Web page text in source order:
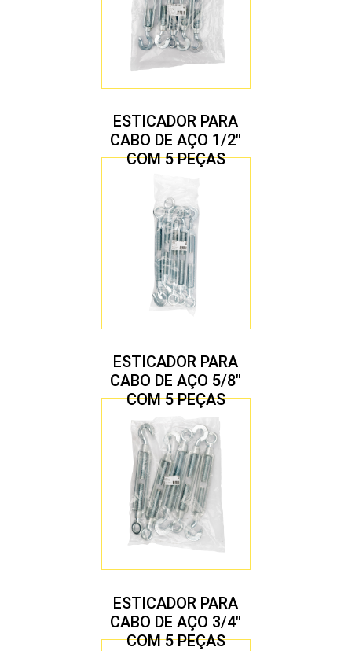
ESTICADOR PARA
CABO DE AÇO 1/2″
COM 5 PEÇAS
ESTICADOR PARA
CABO DE AÇO 5/8″
COM 5 PEÇAS
ESTICADOR PARA
CABO DE AÇO 3/4″
COM 5 PEÇAS